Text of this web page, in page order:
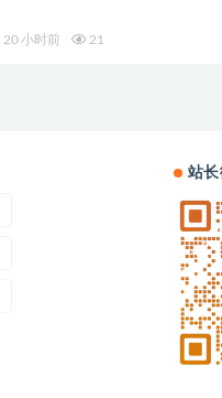
20 小时前 21
站